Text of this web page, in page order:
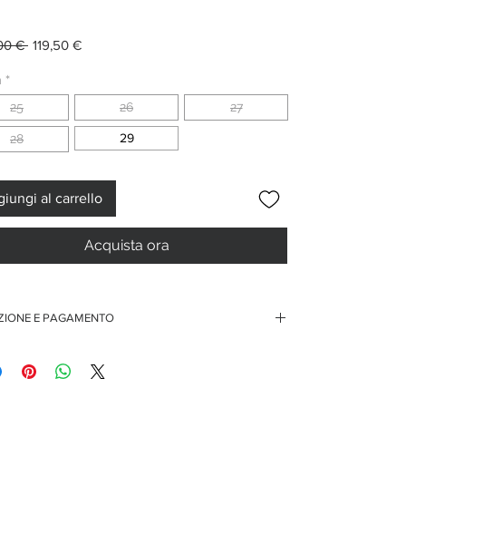
€ Prezzo
119,50 €Prezzo
*
25 26 27
28 29
al carrello
Acquista ora
E PAGAMENTO